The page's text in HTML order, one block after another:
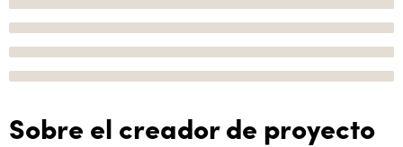
Sobre el creador de proyecto